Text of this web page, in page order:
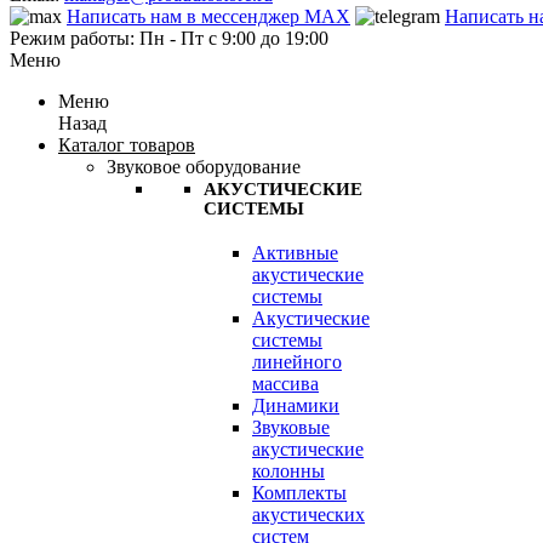
Написать нам в мессенджер MAX
Написать
Режим работы: Пн - Пт с 9:00 до 19:00
Меню
Меню
Назад
Каталог товаров
Звуковое оборудование
АКУСТИЧЕСКИЕ
СИСТЕМЫ
Активные
акустические
системы
Акустические
системы
линейного
массива
Динамики
Звуковые
акустические
колонны
Комплекты
акустических
систем